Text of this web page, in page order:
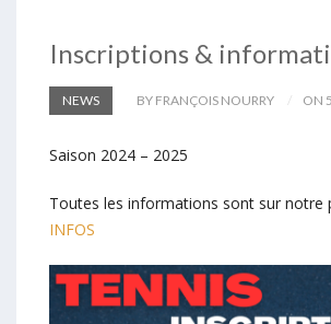
Inscriptions &
NEWS BY FRANÇOIS NOURRY ON
Saison 2024 – 2025
Toutes les informations sont sur notre
INFOS